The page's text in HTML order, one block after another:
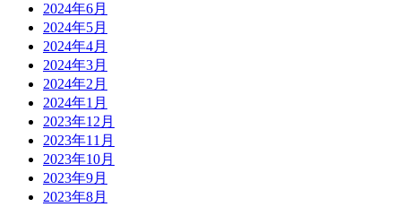
2024年6月
2024年5月
2024年4月
2024年3月
2024年2月
2024年1月
2023年12月
2023年11月
2023年10月
2023年9月
2023年8月